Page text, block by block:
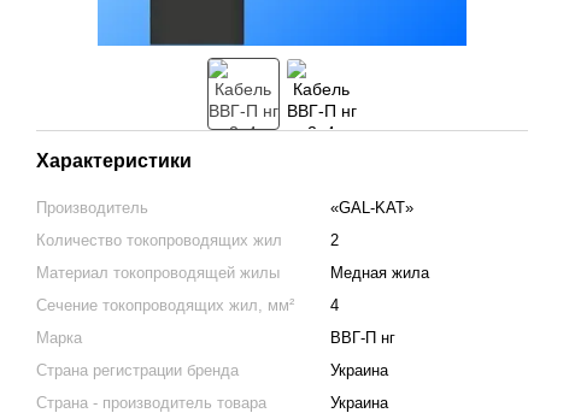
Характеристики
Производитель
«GAL-KAT»
Количество токопроводящих жил
2
Материал токопроводящей жилы
Медная жила
Сечение токопроводящих жил, мм²
4
Марка
ВВГ-П нг
Страна регистрации бренда
Украина
Страна - производитель товара
Украина